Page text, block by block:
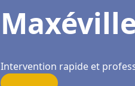
Intervention rapide et